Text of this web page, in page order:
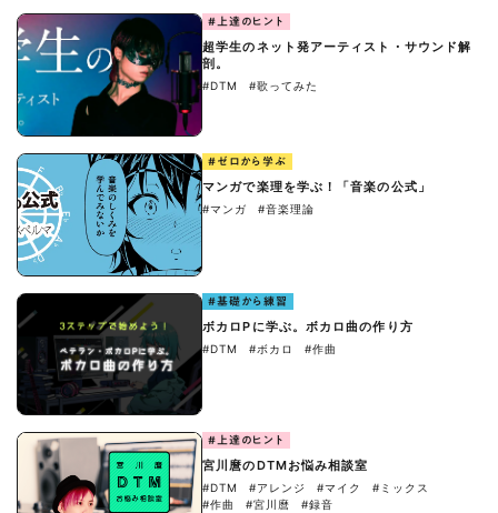
#上達のヒント
超学生のネット発アーティスト・サウンド解
剖。
#DTM #歌ってみた
#ゼロから学ぶ
マンガで楽理を学ぶ！「音楽の公式」
#マンガ #音楽理論
#基礎から練習
ボカロPに学ぶ。ボカロ曲の作り方
#DTM #ボカロ #作曲
#上達のヒント
宮川麿のDTMお悩み相談室
#DTM #アレンジ #マイク
#ミックス
#作曲
#宮川麿 #録音